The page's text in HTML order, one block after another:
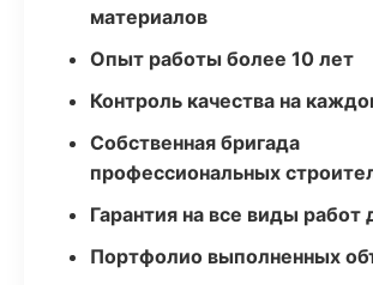
материалов
Опыт работы более 10 лет
Контроль качества на
Собственная бригада
профессиональных
Гарантия на все виды работ
Портфолио выполненных